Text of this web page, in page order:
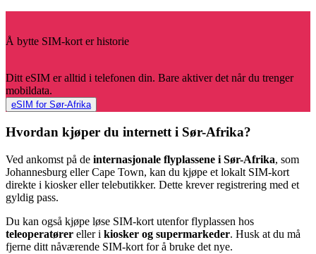
Å bytte SIM-kort er historie
Ditt eSIM er alltid i telefonen din. Bare aktiver det når du trenger
mobildata.
eSIM for Sør-Afrika
Hvordan kjøper du internett i Sør-Afrika?
Ved ankomst på de internasjonale flyplassene i Sør-Afrika, som
Johannesburg eller Cape Town, kan du kjøpe et lokalt SIM-kort
direkte i kiosker eller telebutikker. Dette krever registrering med et
gyldig pass.
Du kan også kjøpe løse SIM-kort utenfor flyplassen hos
teleoperatører eller i kiosker og supermarkeder. Husk at du må
fjerne ditt nåværende SIM-kort for å bruke det nye.